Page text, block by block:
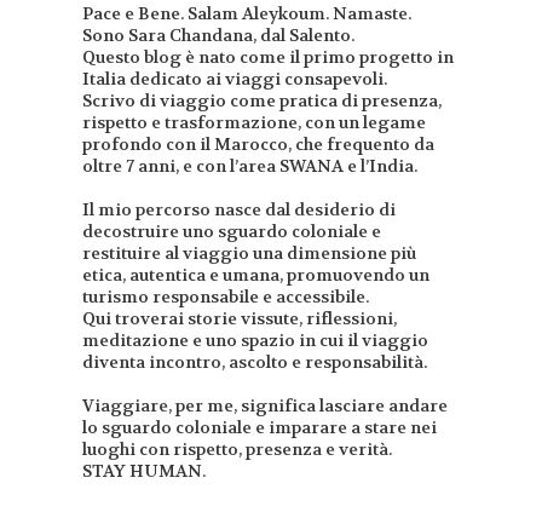
Pace e Bene. Salam Aleykoum. Namaste.
Sono Sara Chandana, dal Salento.
Questo blog è nato come il primo progetto in
Italia dedicato ai viaggi consapevoli.
Scrivo di viaggio come pratica di presenza,
rispetto e trasformazione, con un legame
profondo con il Marocco, che frequento da
oltre 7 anni, e con l’area SWANA e l’India.
Il mio percorso nasce dal desiderio di
decostruire uno sguardo coloniale e
restituire al viaggio una dimensione più
etica, autentica e umana, promuovendo un
turismo responsabile e accessibile.
Qui troverai storie vissute, riflessioni,
meditazione e uno spazio in cui il viaggio
diventa incontro, ascolto e responsabilità.
Viaggiare, per me, significa lasciare andare
lo sguardo coloniale e imparare a stare nei
luoghi con rispetto, presenza e verità.
STAY HUMAN.